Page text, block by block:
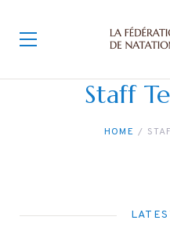
Staff
HOME